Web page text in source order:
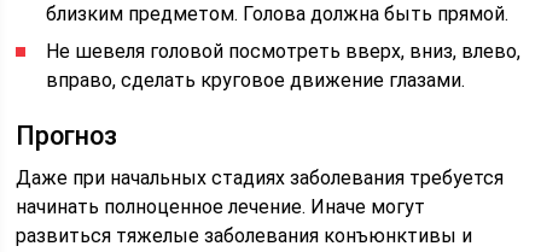
близким предметом. Голова должна быть прямой.
Не шевеля головой посмотреть вверх, вниз, влево,
вправо, сделать круговое движение глазами.
Прогноз
Даже при начальных стадиях заболевания требуется
начинать полноценное лечение. Иначе могут
развиться тяжелые заболевания конъюнктивы и